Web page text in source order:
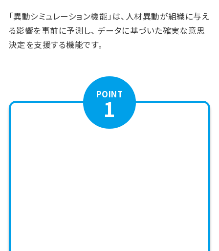
「異動シミュレーション機能」は、人材異動が組織に与え
る影響を事前に予測し、 データに基づいた確実な意思
決定を支援する機能です。
POINT
1